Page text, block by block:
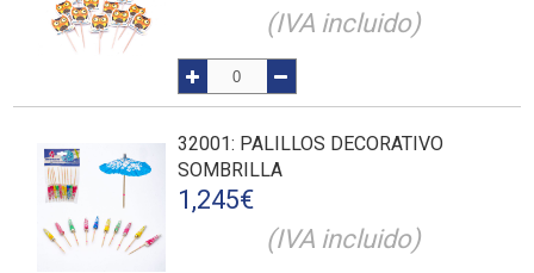
(IVA incluido)
32001: PALILLOS DECORATIVO
SOMBRILLA
1,245€
(IVA incluido)